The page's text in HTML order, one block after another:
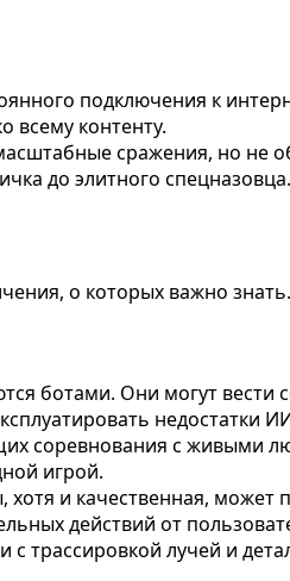
подключения к
всему контенту.
сражения, но
до элитного спецназовца.
о которых важно знать.
ботами. Они могут вести
недостатки
соревнования с живыми
игрой.
хотя и качественная,
действий от
с трассировкой лучей и